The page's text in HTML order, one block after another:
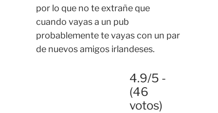
por lo que no te extrañe que
cuando vayas a un pub
probablemente te vayas con un par
de nuevos amigos irlandeses.
4.9/5 -
(46
votos)